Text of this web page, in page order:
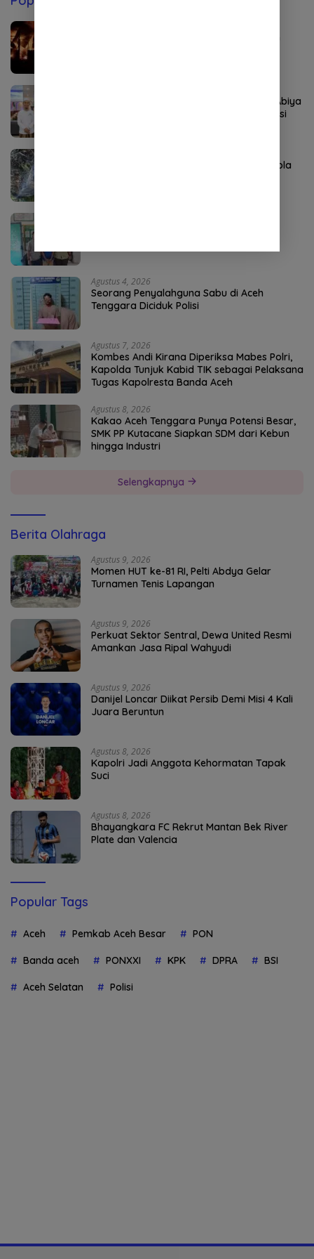
Rekor Pendaftar PD-PKPNU Capai 607, Abiya
Yusri Rais Syuriyah PCNU Pijay: Kaderisasi
P3-TGAI Aceh Tenggara Disorot, Swakelola
Agustus 4, 2026
Seorang Penyalahguna Sabu di Aceh
Tenggara Diciduk Polisi
Agustus 7, 2026
Kombes Andi Kirana Diperiksa Mabes Polri,
Kapolda Tunjuk Kabid TIK sebagai Pelaksana
Tugas Kapolresta Banda Aceh
Agustus 8, 2026
Kakao Aceh Tenggara Punya Potensi Besar,
SMK PP Kutacane Siapkan SDM dari Kebun
hingga Industri
Selengkapnya
Berita Olahraga
Agustus 9, 2026
Momen HUT ke-81 RI, Pelti Abdya Gelar
Turnamen Tenis Lapangan
Agustus 9, 2026
Perkuat Sektor Sentral, Dewa United Resmi
Amankan Jasa Ripal Wahyudi
Agustus 9, 2026
Danijel Loncar Diikat Persib Demi Misi 4 Kali
Juara Beruntun
Agustus 8, 2026
Kapolri Jadi Anggota Kehormatan Tapak
Suci
Agustus 8, 2026
Bhayangkara FC Rekrut Mantan Bek River
Plate dan Valencia
Popular Tags
Aceh Pemkab Aceh Besar PON
Banda aceh PONXXI KPK DPRA BSI
Aceh Selatan Polisi